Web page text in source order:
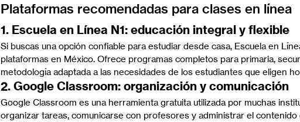
Plataformas recomendadas para clases en línea
1. Escuela en Línea N1: educación integral y flexible
Si buscas una opción confiable para estudiar desde casa, Escuela en
plataformas en México. Ofrece programas completos para primaria,
metodología adaptada a las necesidades de los estudiantes que eligen
2. Google Classroom: organización y comunicación
Google Classroom es una herramienta gratuita utilizada por muchas
organizar tareas, comunicarse con profesores y administrar el